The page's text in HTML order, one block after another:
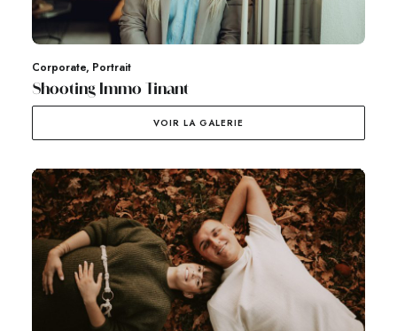
Corporate, Portrait
Shooting Immo Tinant
VOIR LA GALERIE